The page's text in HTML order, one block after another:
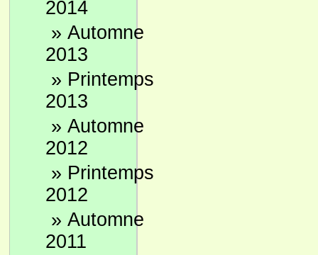
2014
» Automne
2013
» Printemps
2013
» Automne
2012
» Printemps
2012
» Automne
2011